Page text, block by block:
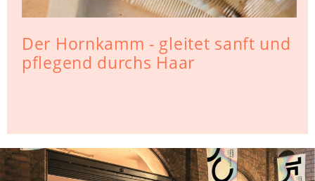
Der Hornkamm - gleitet sanft und
pflegend durchs Haar